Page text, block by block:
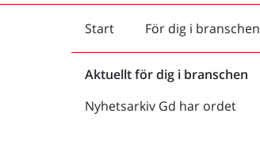
Start
Startsida För dig i branschen
Aktuellt för dig i branschen
Nyhetsarkiv Gd har ordet